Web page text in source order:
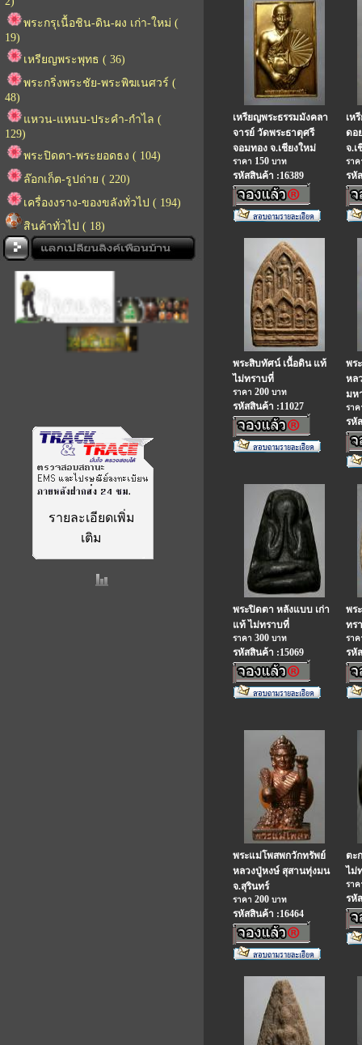
พระกรุเนื้อชิน-ดิน-ผง เก่า-ใหม่ (
19)
เหรียญพระพุทธ ( 36)
พระกริ่งพระชัย-พระพิฆเนศวร์ (
48)
แหวน-แหนบ-ประคำ-กำไล (
129)
พระปิดตา-พระยอดธง ( 104)
ล๊อกเก็ต-รูปถ่าย ( 220)
เครื่องงราง-ของขลังทั่วไป ( 194)
สินค้าทั่วไป ( 18)
รายละเอียดเพิ่ม
เติม
เหรียญพระธรรมมังคลา
จารย์ วัดพระธาตุศรี
จอมทอง จ.เชียงใหม่
ราคา 150 บาท
รหัสสินค้า :16389
เห
ดอ
จ.เ
รา
รหั
พระสิบทัศน์ เนื้อดิน แท้
ไม่ทราบที่
ราคา 200 บาท
รหัสสินค้า :11027
พร
หล
มห
รา
รหั
พระปิดตา หลังแบบ เก่า
แท้ ไม่ทราบที่
ราคา 300 บาท
รหัสสินค้า :15069
พร
ทร
รา
รหั
พระแม่โพสพกวักทรัพย์
หลวงปู่หงษ์ สุสานทุ่งมน
จ.สุรินทร์
ราคา 200 บาท
รหัสสินค้า :16464
ตะ
ไม่
รา
รหั